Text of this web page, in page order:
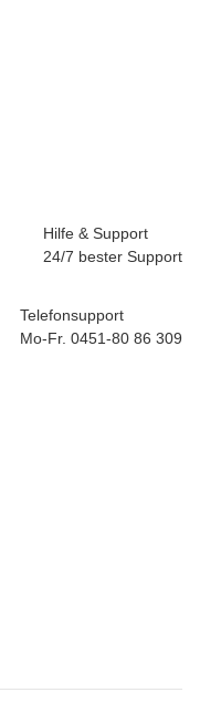
Hilfe & Support
24/7 bester Support
Telefonsupport
Mo-Fr. 0451-80 86 309